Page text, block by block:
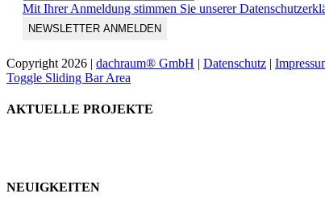
Mit Ihrer Anmeldung stimmen Sie unserer
Copyright 2026 | dachraum® GmbH | Datenschutz |
Toggle Sliding Bar Area
AKTUELLE PROJEKTE
NEUIGKEITEN